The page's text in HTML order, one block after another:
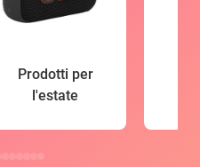
Prodotti per
l'estate